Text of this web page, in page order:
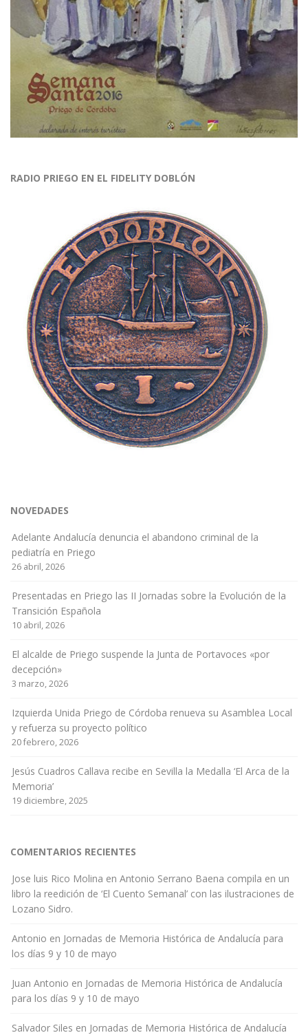
RADIO PRIEGO EN EL FIDELITY DOBLÓN
NOVEDADES
Adelante Andalucía denuncia el abandono criminal de la
pediatría en Priego
26 abril, 2026
Presentadas en Priego las II Jornadas sobre la Evolución de la
Transición Española
10 abril, 2026
El alcalde de Priego suspende la Junta de Portavoces «por
decepción»
3 marzo, 2026
Izquierda Unida Priego de Córdoba renueva su Asamblea Local
y refuerza su proyecto político
20 febrero, 2026
Jesús Cuadros Callava recibe en Sevilla la Medalla ‘El Arca de la
Memoria’
19 diciembre, 2025
COMENTARIOS RECIENTES
Jose luis Rico Molina en Antonio Serrano Baena compila en un
libro la reedición de ‘El Cuento Semanal’ con las ilustraciones de
Lozano Sidro.
Antonio en Jornadas de Memoria Histórica de Andalucía para
los días 9 y 10 de mayo
Juan Antonio en Jornadas de Memoria Histórica de Andalucía
para los días 9 y 10 de mayo
Salvador Siles en Jornadas de Memoria Histórica de Andalucía